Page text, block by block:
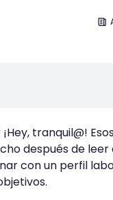
¡Hey, tranquil@!
después de leer
con un perfil